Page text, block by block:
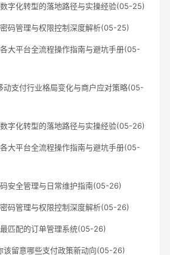
字化转型的落地路径与实操经验(05-25)
码管理与权限控制深度解析(05-25)
大平台全流程操作指南与避坑手册(05-
动支付行业格局变化与商户应对策略(05-
字化转型的落地路径与实操经验(05-26)
大平台全流程操作指南与避坑手册(05-
安全管理与日常维护指南(05-26)
码管理与权限控制深度解析(05-26)
匹配的订单管理系统(05-26)
该留意哪些支付政策新动向(05-26)